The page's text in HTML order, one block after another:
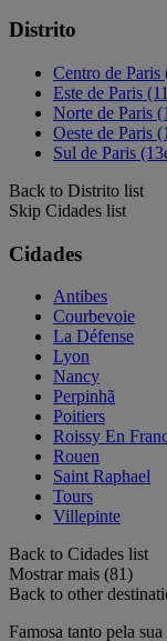
Distrito
Centro de Paris
Este de Paris
Norte de Paris
Oeste de Paris
Sul de Paris
Back to Distrito list
Skip Cidades list
Cidades
Antibes
Courbevoie
La Défense
Lyon
Nancy
Perpinhã
Poitiers
Roissy En
Rouen
Saint Raphael
Tours
Villepinte
Back to Cidades list
Mostrar mais (81)
Back to other
Famosa tanto pela